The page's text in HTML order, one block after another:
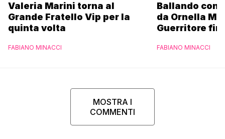
Valeria Marini torna al
Grande Fratello Vip per la
quinta volta
FABIANO MINACCI
Ballando con
da Ornella
Guerritore
l’esclusiva di
FABIANO MINACCI
MOSTRA I
COMMENTI